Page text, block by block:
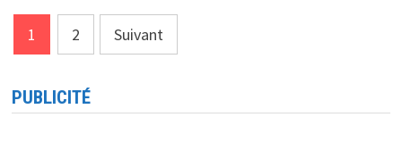
SES
Pagination
des
publications
1 2 Suivant
PUBLICITÉ